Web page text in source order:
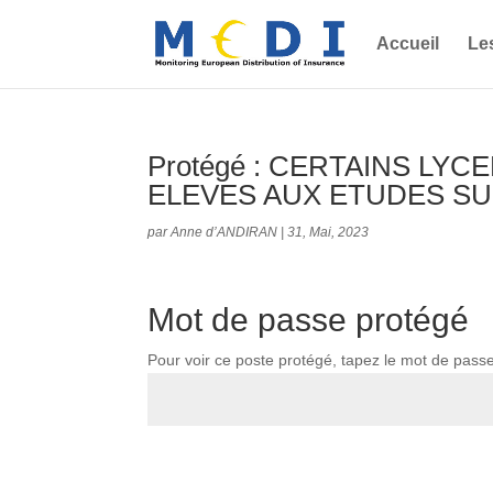
Accueil
Protégé : CERTAINS
ELEVES AUX ETUDES
parAnne d’ANDIRAN |31, Mai, 2023
Mot de passe protégé
Pour voir ce poste protégé, tapez le mot de